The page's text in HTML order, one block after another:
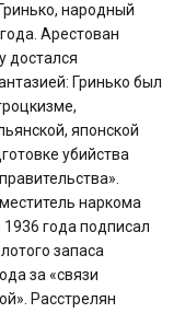
народный
Арестован
достался
Гринько был
японской
убийства
наркома
года подписал
запаса
за «связи
Расстрелян